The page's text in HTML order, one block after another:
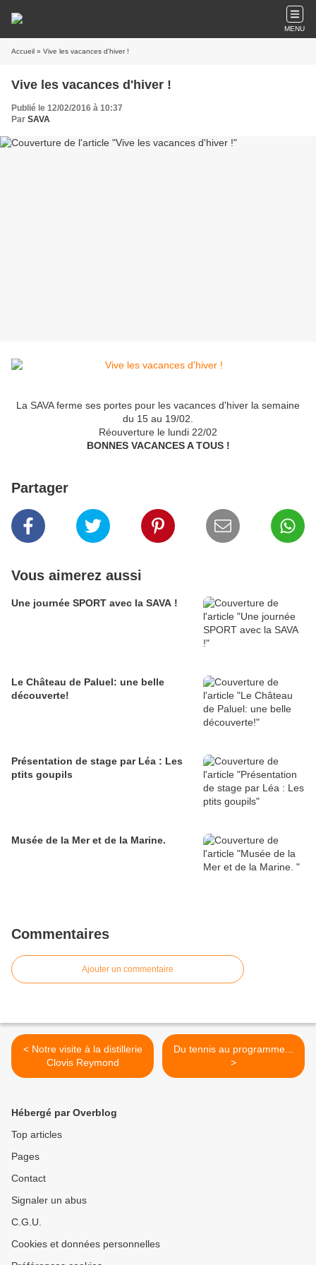
MENU
Accueil » Vive les vacances d'hiver !
Vive les vacances d'hiver !
Publié le 12/02/2016 à 10:37
Par SAVA
La SAVA ferme ses portes pour les vacances d'hiver la semaine
du 15 au 19/02.
Réouverture le lundi 22/02
BONNES VACANCES A TOUS !
Partager
Vous aimerez aussi
Une journée SPORT avec la SAVA !
Le Château de Paluel: une belle
découverte!
Présentation de stage par Léa : Les
ptits goupils
Musée de la Mer et de la Marine.
Commentaires
Ajouter un commentaire
< Notre visite à la distillerie
Clovis Reymond
Du tennis au programme...
>
Hébergé par Overblog
Top articles
Pages
Contact
Signaler un abus
C.G.U.
Cookies et données personnelles